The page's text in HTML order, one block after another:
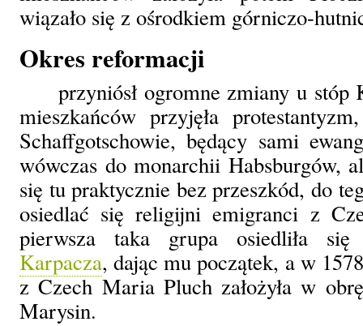
wiązało się z ośrodkiem górniczo-
Okres reformacji
przyniósł ogromne zmiany u stóp
mieszkańców przyjęła
Schaffgotschowie, będący sami
wówczas do monarchii Habsburgów,
się tu praktycznie bez przeszkód, do
osiedlać się religijni emigranci z
pierwsza taka grupa osiedliła
Karpacza, dając mu początek, a w
z Czech Maria Pluch założyła w
Marysin.